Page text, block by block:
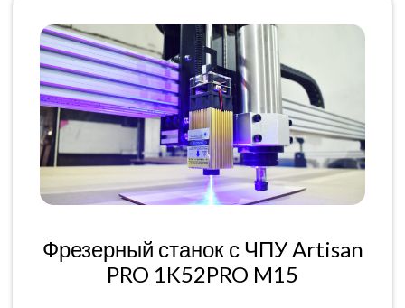
Фрезерный станок с ЧПУ Artisan
PRO 1K52PRO M15